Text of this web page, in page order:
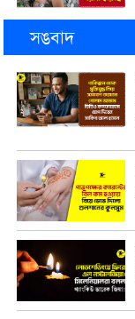
সঙবাদ